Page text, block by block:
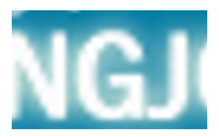
도움은 될 듯합니다. 물론 이 분 글에 100% 동의하는 것은 아닙니다. 인
생은 돌발변수가 많기 때문에 정답을 맞춘다는 것은 불가능합니다. 솔직
히 인생에 정답은 없습니다. 인생에는 정답이 아니라 정답으로 만들어가
는 과정만 있을 뿐입니다. [옮긴이 주] ♥대기업 인사팀 18년차의 조언♥
전 대기업에서 인사업무만 18년 가까이 하고 퇴직하고 지금은 자영업하
고 ..